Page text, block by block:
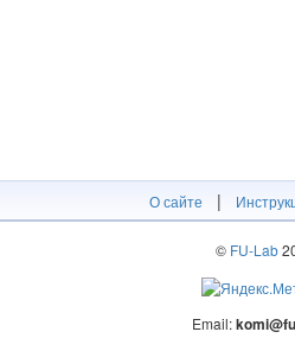
О сайте |
© FU-Lab
Email: